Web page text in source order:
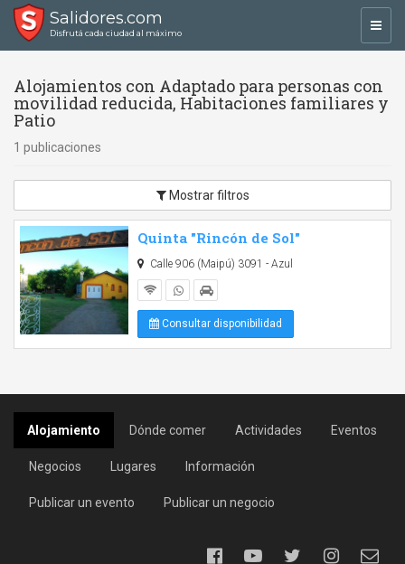
Salidores.com
Disfrutá cada ciudad al máximo
Alojamientos con Adaptado para personas con
movilidad reducida, Habitaciones familiares y
Patio
1 publicaciones
Mostrar filtros
Quinta "Rincón de Sol"
Calle 906 (Maipú) 3091 - Azul
Consultar disponibilidad
Alojamiento Dónde comer Actividades Eventos
Negocios Lugares Información
Publicar un evento Publicar un negocio